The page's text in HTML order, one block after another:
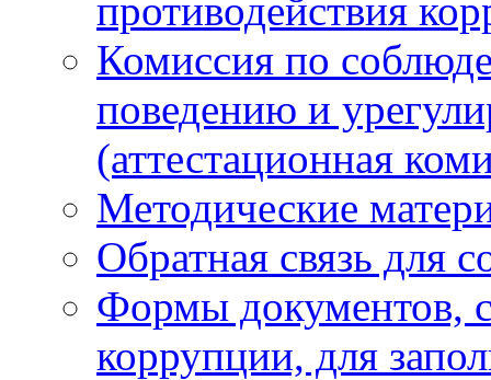
противодействия
Комиссия по
поведению и
(аттестационная
Методические
Обратная связь для
Формы документов,
коррупции, для